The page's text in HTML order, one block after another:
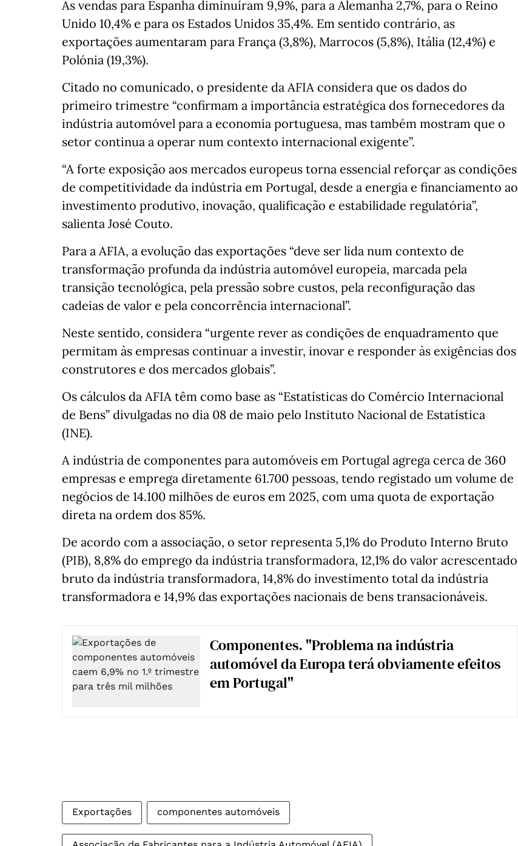
As vendas para Espanha diminuíram 9,9%, para a Alemanha 2,7%, para o Reino
Unido 10,4% e para os Estados Unidos 35,4%. Em sentido contrário, as
exportações aumentaram para França (3,8%), Marrocos (5,8%), Itália (12,4%) e
Polónia (19,3%).
Citado no comunicado, o presidente da AFIA considera que os dados do
primeiro trimestre “confirmam a importância estratégica dos fornecedores da
indústria automóvel para a economia portuguesa, mas também mostram que o
setor continua a operar num contexto internacional exigente”.
“A forte exposição aos mercados europeus torna essencial reforçar as condições
de competitividade da indústria em Portugal, desde a energia e financiamento ao
investimento produtivo, inovação, qualificação e estabilidade regulatória”,
salienta José Couto.
Para a AFIA, a evolução das exportações “deve ser lida num contexto de
transformação profunda da indústria automóvel europeia, marcada pela
transição tecnológica, pela pressão sobre custos, pela reconfiguração das
cadeias de valor e pela concorrência internacional”.
Neste sentido, considera “urgente rever as condições de enquadramento que
permitam às empresas continuar a investir, inovar e responder às exigências dos
construtores e dos mercados globais”.
Os cálculos da AFIA têm como base as “Estatísticas do Comércio Internacional
de Bens” divulgadas no dia 08 de maio pelo Instituto Nacional de Estatística
(INE).
A indústria de componentes para automóveis em Portugal agrega cerca de 360
empresas e emprega diretamente 61.700 pessoas, tendo registado um volume de
negócios de 14.100 milhões de euros em 2025, com uma quota de exportação
direta na ordem dos 85%.
De acordo com a associação, o setor representa 5,1% do Produto Interno Bruto
(PIB), 8,8% do emprego da indústria transformadora, 12,1% do valor acrescentado
bruto da indústria transformadora, 14,8% do investimento total da indústria
transformadora e 14,9% das exportações nacionais de bens transacionáveis.
Componentes. "Problema na indústria
automóvel da Europa terá obviamente efeitos
em Portugal"
Exportações componentes automóveis